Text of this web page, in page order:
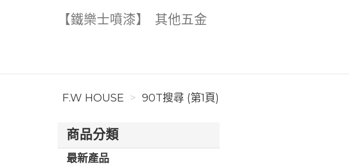
【鐵樂士噴漆】 其他五金
F.W HOUSE 90T搜尋 (第1頁)
商品分類
最新產品